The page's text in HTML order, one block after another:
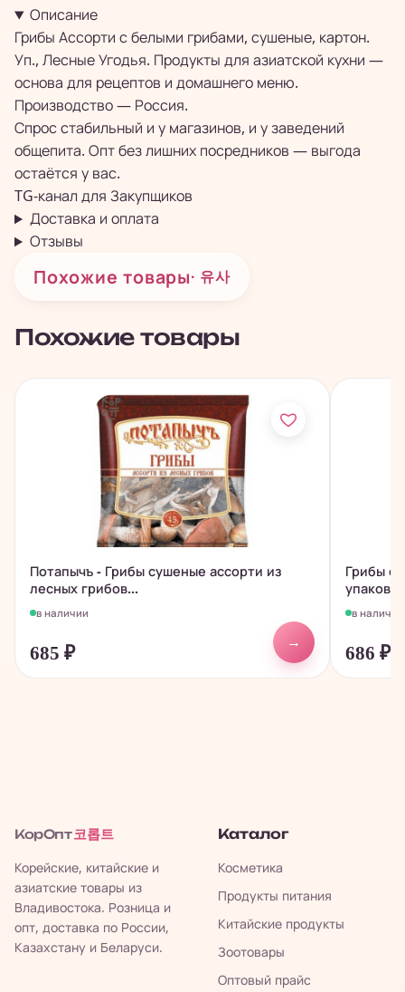
Описание
Грибы Ассорти с белыми грибами, сушеные, картон.
Уп., Лесные Угодья. Продукты для азиатской кухни —
основа для рецептов и домашнего меню.
Производство — Россия.
Спрос стабильный и у магазинов, и у заведений
общепита. Опт без лишних посредников — выгода
остаётся у вас.
TG-канал для Закупщиков
Доставка и оплата
Отзывы
Похожие товары· 유사
Похожие товары
Потапычъ - Грибы сушеные ассорти из
лесных грибов...
в наличии
685 ₽
→
Грибы
в наличии
686₽
КорОпт 코롭트
Корейские, китайские и
азиатские товары из
Владивостока. Розница и
опт, доставка по России,
Казахстану и Беларуси.
Каталог
Косметика
Продукты питания
Китайские продукты
Зоотовары
Оптовый прайс